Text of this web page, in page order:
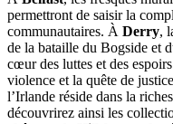
permettront de saisir la
communautaires. À Derry,
de la bataille du Bogside et
cœur des luttes et des
violence et la quête de
l’Irlande réside dans la
découvrirez ainsi les